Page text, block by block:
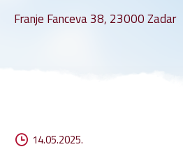
Franje Fanceva 38, 23000 Zadar
14.05.2025.